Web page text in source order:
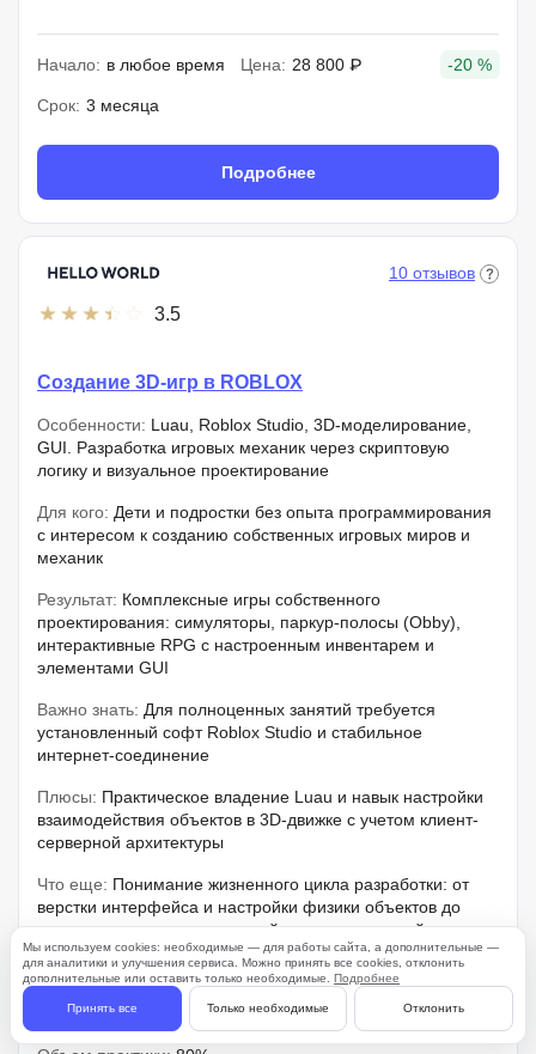
Начало: в любое время Цена: 28 800 ₽ -20 %
Срок: 3 месяца
Подробнее
3.5
10 отзывов
Создание 3D‑игр в ROBLOX
Особенности: Luau, Roblox Studio, 3D-моделирование,
GUI. Разработка игровых механик через скриптовую
логику и визуальное проектирование
Для кого: Дети и подростки без опыта программирования
с интересом к созданию собственных игровых миров и
механик
Результат: Комплексные игры собственного
проектирования: симуляторы, паркур-полосы (Obby),
интерактивные RPG с настроенным инвентарем и
элементами GUI
Важно знать: Для полноценных занятий требуется
установленный софт Roblox Studio и стабильное
интернет-соединение
Плюсы: Практическое владение Luau и навык настройки
взаимодействия объектов в 3D-движке с учетом клиент-
серверной архитектуры
Что еще: Понимание жизненного цикла разработки: от
верстки интерфейса и настройки физики объектов до
программирования серверной логики взаимодействия
Формат:Лекции онлайн
Занятий:10 уроков
Мы используем cookies: необходимые — для работы сайта, а дополнительные —
для аналитики и улучшения сервиса. Можно принять все cookies, отклонить
дополнительные или оставить только необходимые. Подробнее
Принять все Только необходимые Отклонить